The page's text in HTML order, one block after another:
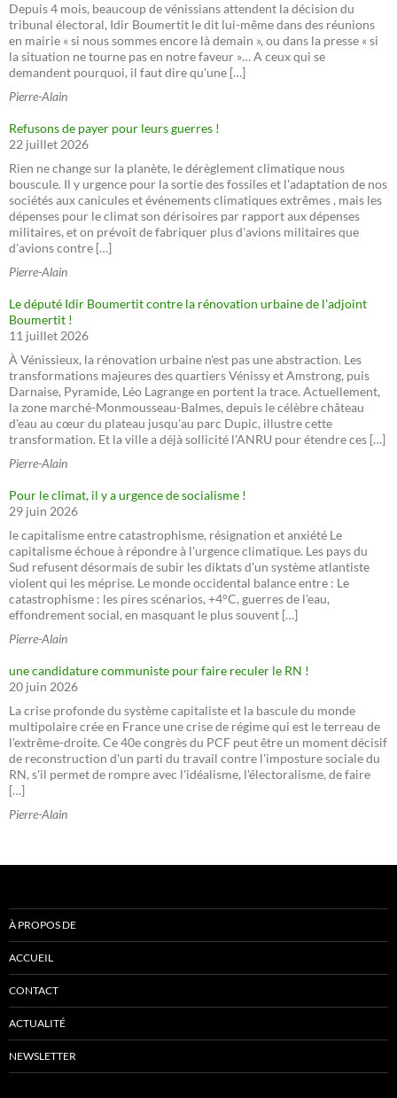
Depuis 4 mois, beaucoup de vénissians attendent la décision du
tribunal électoral, Idir Boumertit le dit lui-même dans des réunions
en mairie « si nous sommes encore là demain », ou dans la presse « si
la situation ne tourne pas en notre faveur »… A ceux qui se
demandent pourquoi, il faut dire qu'une […]
Pierre-Alain
Refusons de payer pour leurs guerres !
22 juillet 2026
Rien ne change sur la planète, le dérèglement climatique nous
bouscule. Il y urgence pour la sortie des fossiles et l'adaptation de nos
sociétés aux canicules et événements climatiques extrêmes , mais les
dépenses pour le climat son dérisoires par rapport aux dépenses
militaires, et on prévoit de fabriquer plus d'avions militaires que
d'avions contre […]
Pierre-Alain
Le député Idir Boumertit contre la rénovation urbaine de l'adjoint
Boumertit !
11 juillet 2026
À Vénissieux, la rénovation urbaine n'est pas une abstraction. Les
transformations majeures des quartiers Vénissy et Amstrong, puis
Darnaise, Pyramide, Léo Lagrange en portent la trace. Actuellement,
la zone marché-Monmousseau-Balmes, depuis le célèbre château
d'eau au cœur du plateau jusqu'au parc Dupic, illustre cette
transformation. Et la ville a déjà sollicité l'ANRU pour étendre ces […]
Pierre-Alain
Pour le climat, il y a urgence de socialisme !
29 juin 2026
le capitalisme entre catastrophisme, résignation et anxiété Le
capitalisme échoue à répondre à l'urgence climatique. Les pays du
Sud refusent désormais de subir les diktats d'un système atlantiste
violent qui les méprise. Le monde occidental balance entre : Le
catastrophisme : les pires scénarios, +4°C, guerres de l'eau,
effondrement social, en masquant le plus souvent […]
Pierre-Alain
une candidature communiste pour faire reculer le RN !
20 juin 2026
La crise profonde du système capitaliste et la bascule du monde
multipolaire crée en France une crise de régime qui est le terreau de
l'extrême-droite. Ce 40e congrès du PCF peut être un moment décisif
de reconstruction d'un parti du travail contre l'imposture sociale du
RN, s'il permet de rompre avec l'idéalisme, l'électoralisme, de faire
[…]
Pierre-Alain
À PROPOS DE
ACCUEIL
CONTACT
ACTUALITÉ
NEWSLETTER